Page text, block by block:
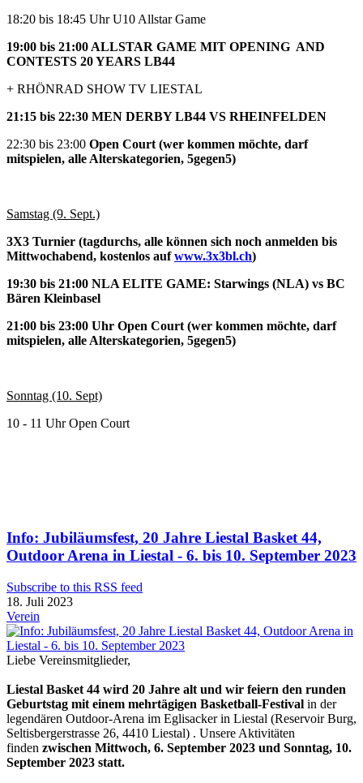
18:20 bis 18:45 Uhr U10 Allstar Game
19:00 bis 21:00 ALLSTAR GAME MIT OPENING AND
CONTESTS 20 YEARS LB44
+ RHÖNRAD SHOW TV LIESTAL
21:15 bis 22:30 MEN DERBY LB44 VS RHEINFELDEN
22:30 bis 23:00 Open Court (wer kommen möchte, darf
mitspielen, alle Alterskategorien, 5gegen5)
Samstag (9. Sept.)
3X3 Turnier (tagdurchs, alle können sich noch anmelden bis
Mittwochabend, kostenlos aufwww.3x3bl.ch)
19:30 bis 21:00 NLA ELITE GAME: Starwings (NLA) vs BC
Bären Kleinbasel
21:00 bis 23:00 Uhr Open Court (wer kommen möchte, darf
mitspielen, alle Alterskategorien, 5gegen5)
Sonntag (10. Sept)
10 - 11 Uhr Open Court
Info: Jubiläumsfest, 20 Jahre Liestal Basket 44,
Outdoor Arena in Liestal - 6. bis 10. September 2023
Subscribe to this RSS feed
18. Juli 2023
Verein
Liebe Vereinsmitglieder,
Liestal Basket 44 wird 20 Jahre alt und wir feiern den runden
Geburtstag mit einem mehrtägigen Basketball-Festival in der
legendären Outdoor-Arena im Eglisacker in Liestal (Reservoir Burg,
Seltisbergerstrasse 26, 4410 Liestal) . Unsere Aktivitäten
finden zwischen Mittwoch, 6. September 2023 und Sonntag, 10.
September 2023 statt.